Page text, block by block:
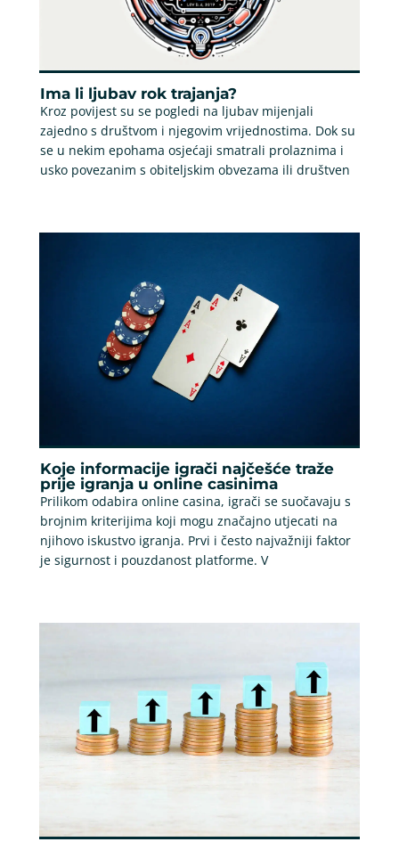
Ima li ljubav rok trajanja?
Kroz povijest su se pogledi na ljubav mijenjali
zajedno s društvom i njegovim vrijednostima. Dok su
se u nekim epohama osjećaji smatrali prolaznima i
usko povezanim s obiteljskim obvezama ili društven
Koje informacije igrači najčešće traže
prije igranja u online casinima
Prilikom odabira online casina, igrači se suočavaju s
brojnim kriterijima koji mogu značajno utjecati na
njihovo iskustvo igranja. Prvi i često najvažniji faktor
je sigurnost i pouzdanost platforme. V